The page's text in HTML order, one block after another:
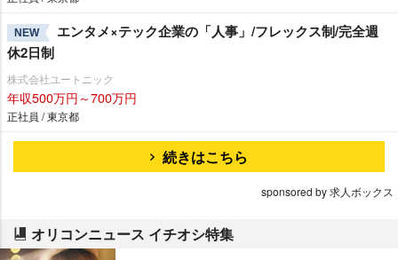
NEW
エンタメ×テック企業の「人事」/フレックス制/完全週
休2日制
株式会社ユートニック
年収500万円～700万円
正社員 / 東京都
続きはこちら
sponsored by 求人ボックス
オリコンニュース イチオシ特集